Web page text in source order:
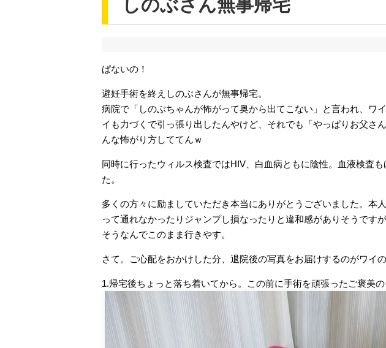
しのぶさん無事帰宅
ぱないの！
避妊手術を終えしのぶさんが無事帰宅。
病院で「しのぶちゃんが怖がって奥から出てこない」と言われ、ワ
イも力づくで引っ張り出したんやけど、それでも「やっぱりお父さ
んな怖がり方しててんｗ
同時に行ったウィルス検査ではHIV、白血病ともに陰性。血液検査
た。
多くの方々に励ましていただき本当にありがとうございました。本
って通れなかったりジャンプし損なったりと違和感がありそうです
そうなんでこのまま行きやす。
さて。ご心配をおかけした分、退院後の写真をお届けするのがワイ
1.帰宅後ちょっと落ち着いてから。この前に手術を頑張ったご褒美